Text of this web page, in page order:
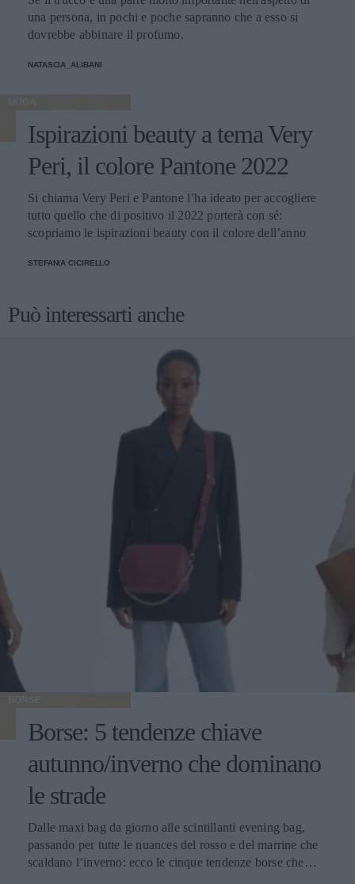
una persona, in pochi e poche sapranno che a esso si
dovrebbe abbinare il profumo.
NATASCIA_ALIBANI
MODA
Ispirazioni beauty a tema Very
Peri, il colore Pantone 2022
Si chiama Very Peri e Pantone l’ha ideato per accogliere
tutto quello che di positivo il 2022 porterà con sé:
scopriamo le ispirazioni beauty con il colore dell’anno
STEFANIA CICIRELLO
Può interessarti anche
BORSE
Borse: 5 tendenze chiave
autunno/inverno che dominano
le strade
Dalle maxi bag da giorno alle scintillanti evening bag,
passando per tutte le nuances del rosso e del marrine che
scaldano l’inverno: ecco le cinque tendenze borse che